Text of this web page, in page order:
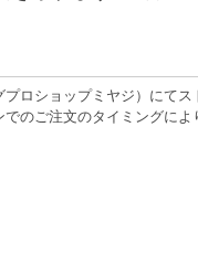
ロショップミヤジ）にてス
のご注文のタイミングによ